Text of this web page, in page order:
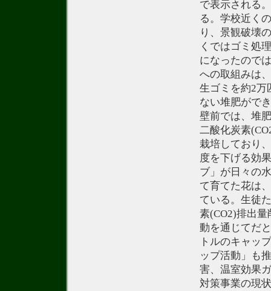
で表示される
る。学校近く
り、景観破壊
くではゴミ処
になったので
への取組みは
生ゴミを約2万
ない堆肥がで
壁前では、堆
二酸化炭素
栽培しており
度を下げる効
ブ」が日々の
て育てた花は
ている。生徒
素(CO2)排出
動を通じてだ
トルのキャッ
ップ活動」も
害、温室効果
対策事業の現